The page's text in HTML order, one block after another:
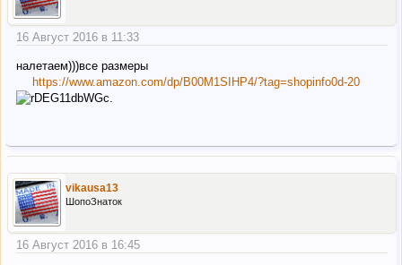
16 Август 2016 в 11:33
налетаем)))все размеры
https://www.amazon.com/dp/B00M1SIHP4/?tag=shopinfo0d-20
vikausa13
ШопоЗнаток
16 Август 2016 в 16:45